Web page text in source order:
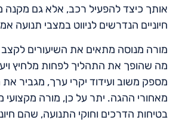
אותך כיצד להפעיל רכב, אלא גם מקנה
חיוניים הנדרשים לניווט במצבי תנועה
מורה מנוסה מתאים את השיעורים
מה שהופך את התהליך לפחות מלחיץ
מספק משוב ועידוד יקרי ערך, מגביר את
מאחורי ההגה. יתר על כן, מורה
בטיחות הדרכים וחוקי התנועה, שהם